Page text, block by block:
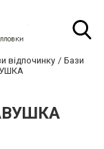
відпочинку
Бази